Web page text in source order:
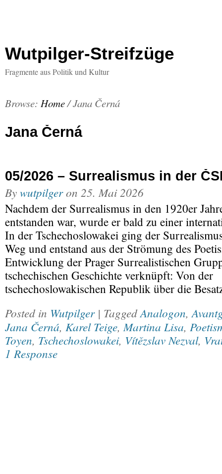
Wutpilger-Streifzüge
Fragmente aus Politik und Kultur
Browse: Home/Jana Černá
Jana Černá
05/2026 – Surrealismus in der
Bywutpilgeron 25. Mai 2026
Nachdem der Surrealismus in den 1920er
entstanden war, wurde er bald zu einer
In der Tschechoslowakei ging der
Weg und entstand aus der Strömung des
Entwicklung der Prager Surrealistischen
tschechischen Geschichte verknüpft: Von der
tschechoslowakischen Republik über die
Posted in Wutpilger | TaggedAnalogon,
Jana Černá, Karel Teige, Martina Lisa,
Toyen, Tschechoslowakei, Vítězslav Nezval,
1 Response